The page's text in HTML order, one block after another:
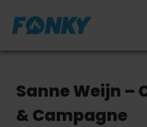
naar
inhoud
Sanne Weijn –
& Campagne